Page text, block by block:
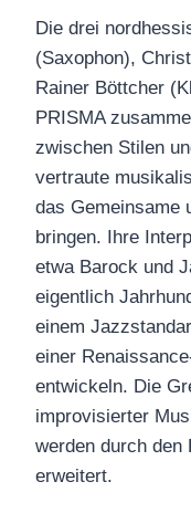
Die drei
(Saxophon),
Rainer Böttcher
PRISMA
zwischen Stilen
vertraute
das Gemeinsame
bringen. Ihre
etwa Barock und
eigentlich
einem
einer
entwickeln. Die
improvisierter
werden durch den
erweitert.